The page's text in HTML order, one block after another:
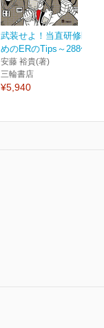
武装せよ！当直研修医のた
めのERのTips～288個の...
安藤 裕貴(著)
三輪書店
¥5,940